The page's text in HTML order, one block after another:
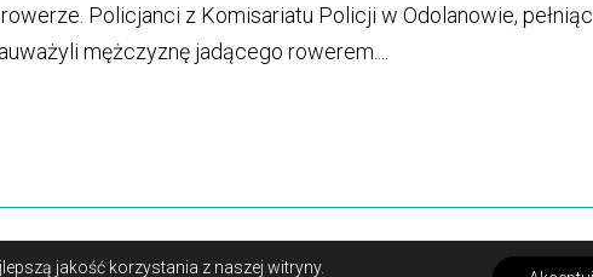
Policjanci z Komisariatu Policji w Odolanowie, pełniąc
mężczyznę jadącego rowerem....
jakość korzystania z naszej witryny.